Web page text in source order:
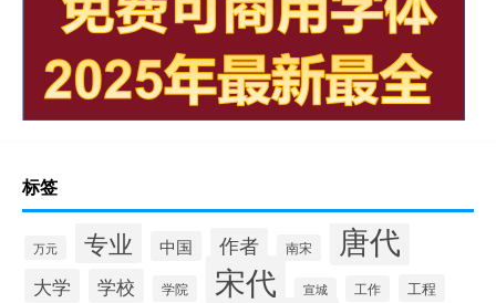
标签
万元 专业 中国 作者 南宋 唐代
大学 学校 学院 宋代 宣城 工作 工程